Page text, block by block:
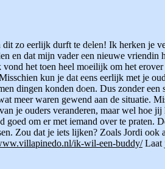
zo eerlijk durft te delen! Ik herken je
en dat mijn vader een nieuwe
het toen heel moeilijk om het
kun je dat eens eerlijk met je
dingen konden doen. Dus zonder
meer waren gewend aan de situatie.
je ouders veranderen, maar wel hoe
goed om er met iemand over te praten.
Zou dat je iets lijken? Zoals Jordi ook
ik-wil-een-buddy/ Laat